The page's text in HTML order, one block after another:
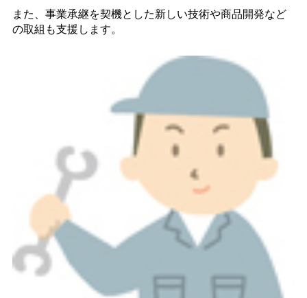
また、事業承継を契機とした新しい技術や商品開発など
の取組も支援します。